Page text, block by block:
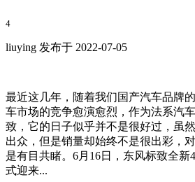
4
liuying 发布于 2022-07-05
最近这几年，随着我们国产汽车品牌
车市场的竞争愈演愈烈，作为法系汽
致，它的日子似乎并不是很好过，虽
出众，但是销量却始终不是很出彩，
是有目共睹。6月16日，东风标致全新
式迎来...